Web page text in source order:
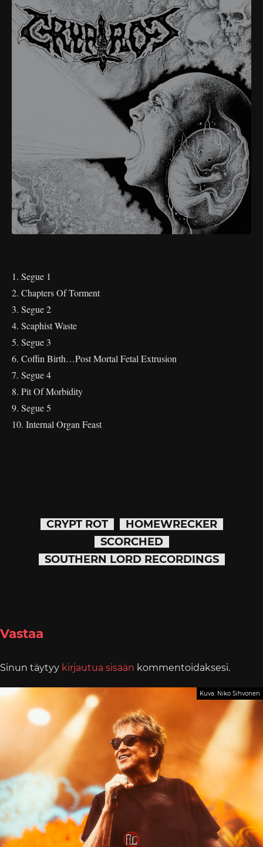
1. Segue 1
2. Chapters Of Torment
3. Segue 2
4. Scaphist Waste
5. Segue 3
6. Coffin Birth…Post Mortal Fetal Extrusion
7. Segue 4
8. Pit Of Morbidity
9. Segue 5
10. Internal Organ Feast
CRYPT ROT
HOMEWRECKER
SCORCHED
SOUTHERN LORD RECORDINGS
Vastaa
Sinun täytyy kirjautua sisään kommentoidaksesi.
Kuva: Niko Sihvonen